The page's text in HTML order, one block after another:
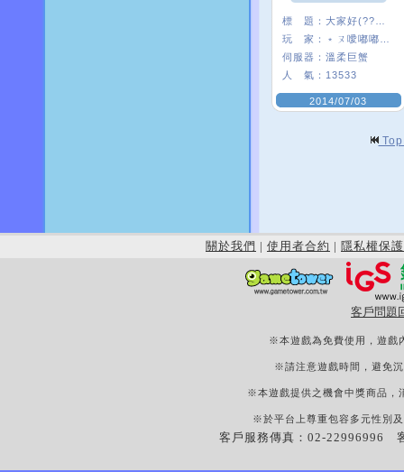
標 題：
玩 家：
伺服器： 溫柔巨蟹
人 氣： 13533
2014/07/03
關於我們 | 使用者合約 | 隱私權保護
客戶問題
※本遊戲為免費使用，遊戲
※請注意遊戲時間，避免
※本遊戲提供之機會中獎商品，
※於平台上尊重包容多元性別
客戶服務傳真：02-22996996